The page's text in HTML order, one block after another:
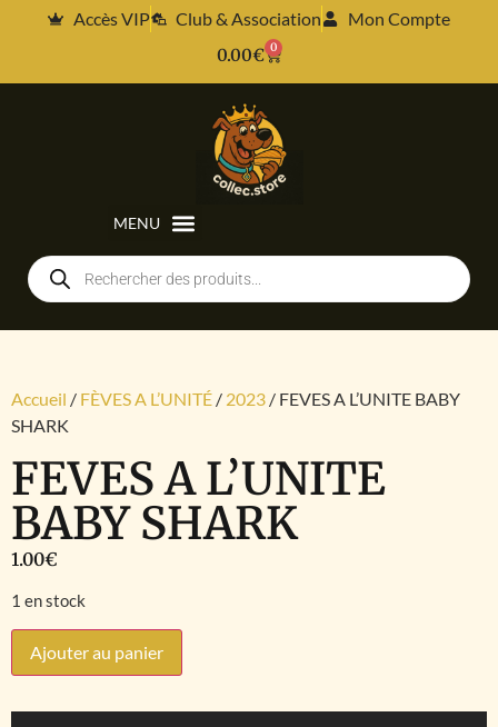
Accès VIP Club & Association
Mon Compte
0.00€ 0
Accueil / FÈVES A L’UNITÉ / 2023 / FEVES A L’UNITE BABY
SHARK
FEVES A L’UNITE
BABY SHARK
1.00€
1 en stock
Ajouter au panier